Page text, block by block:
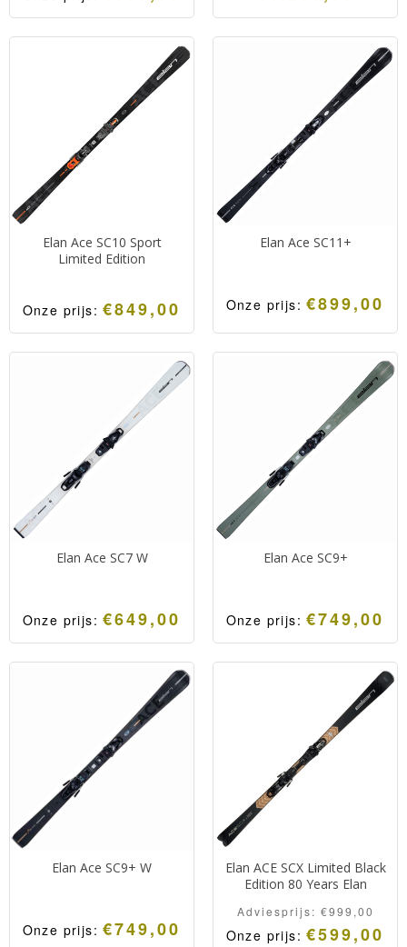
hoog.
Zeer sportieve maar
toegankelijke all mountain
Snel, stabiel en veel grip.
Een ski voor alle piste
omstandigheden.
Het ultieme slalomwapen
van Atomic voor zeer
georiënteerde skiërs.
Een zeer snelle High
Performance ski met veel
stabiliteit en grip.
Elan Ace SC10 Sport
Limited Edition
Onze prijs:€849,00
Zeer sportieve race
georiënteerde
Snel, stabiel en gericht op
het racecarven.
Elan Ace SC11+
Onze prijs:€899,00
Zeer sportieve race
georiënteerde ski met een
Door de sterke taillering
beschikt de ski over een
slalom radius.
Elan Ace SC7 W
Onze prijs:€649,00
Makkelijk te controleren
piste georiënteerde
allround dames carve ski.
Stabiel, makkelijk
wendbaar en toch sportief.
Elan Ace SC9+
Onze prijs:€749,00
Sportieve piste
georiënteerde all
mountain carve ski.
Snel, stabiel en makkelijk
wendbaar.
Elan Ace SC9+ W
Onze prijs:€749,00
Elan ACE SCX Limited Black
Edition 80 Years Elan
Adviesprijs: €999,00
Onze prijs:€599,00